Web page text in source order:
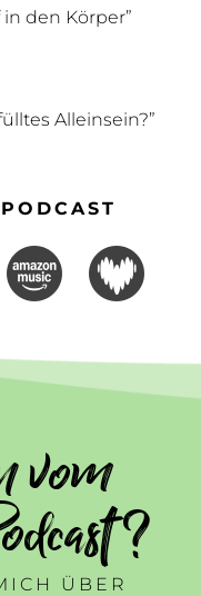
den Körper”
Alleinsein?”
vom
?
ÜBER